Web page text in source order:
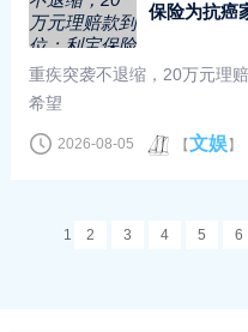
保险为抗癌
重疾突袭不退缩，20万元理
希望
2026-08-05 【文娱】
1 2 3 4 5 6